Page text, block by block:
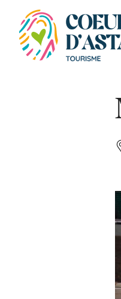
Panneau de gestion des